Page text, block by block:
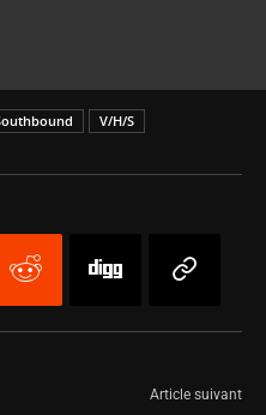
V/H/S
Article suivant